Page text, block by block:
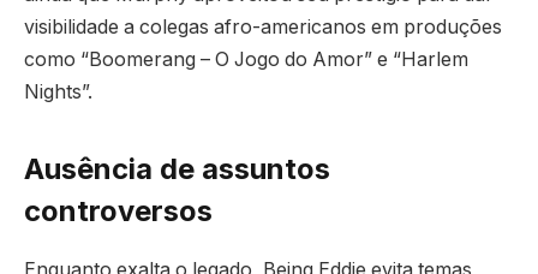
visibilidade a colegas afro-americanos em produções
como “Boomerang – O Jogo do Amor” e “Harlem
Nights”.
Ausência de assuntos
controversos
Enquanto exalta o legado, Being Eddie evita temas